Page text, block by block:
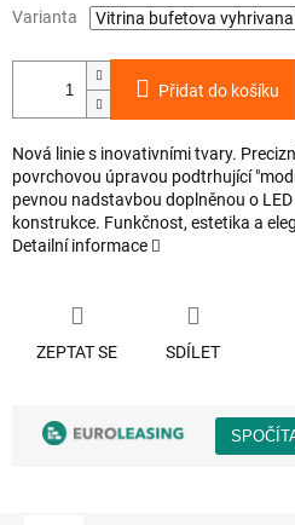
Varianta
Přidat do košíku
Nová linie s inovativními tvary.
povrchovou úpravou podtrhující
pevnou nadstavbou doplněnou o
konstrukce. Funkčnost, estetika a
Detailní informace
ZEPTAT SE SDÍLET